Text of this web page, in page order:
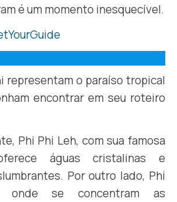
é um momento inesquecível.
representam o paraíso tropical
encontrar em seu roteiro
Phi Phi Leh, com sua famosa
águas cristalinas e
Por outro lado, Phi
se concentram as